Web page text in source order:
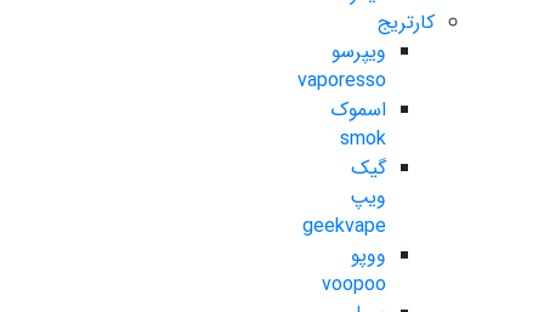
کارتریج
ویپرسو
vaporesso
اسموک
smok
گیک
ویپ
geekvape
ووپو
voopoo